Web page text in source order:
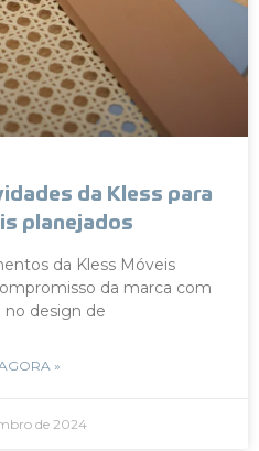
da Kless para
planejados
da Kless Móveis
da marca com
no design de
»
de 2024